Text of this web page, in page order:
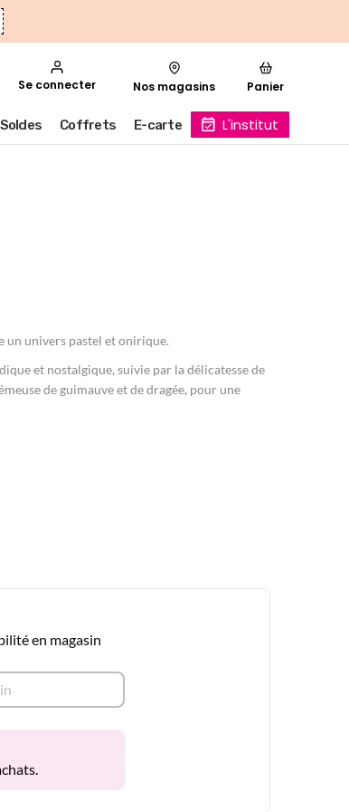
Se connecter Nos magasins Panier
Soldes Coffrets E-carte L'institut
un univers pastel et onirique.
et nostalgique, suivie par la délicatesse de
de guimauve et de dragée, pour une
en magasin